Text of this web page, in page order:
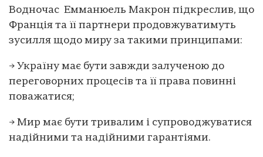
Водночас Емманюель Макрон підкреслив, що
Франція та її партнери продовжуватимуть
зусилля щодо миру за такими принципами:
→ Україну має бути завжди залученою до
переговорних процесів та її права повинні
поважатися;
→ Мир має бути тривалим і супроводжуватися
надійними та надійними гарантіями.